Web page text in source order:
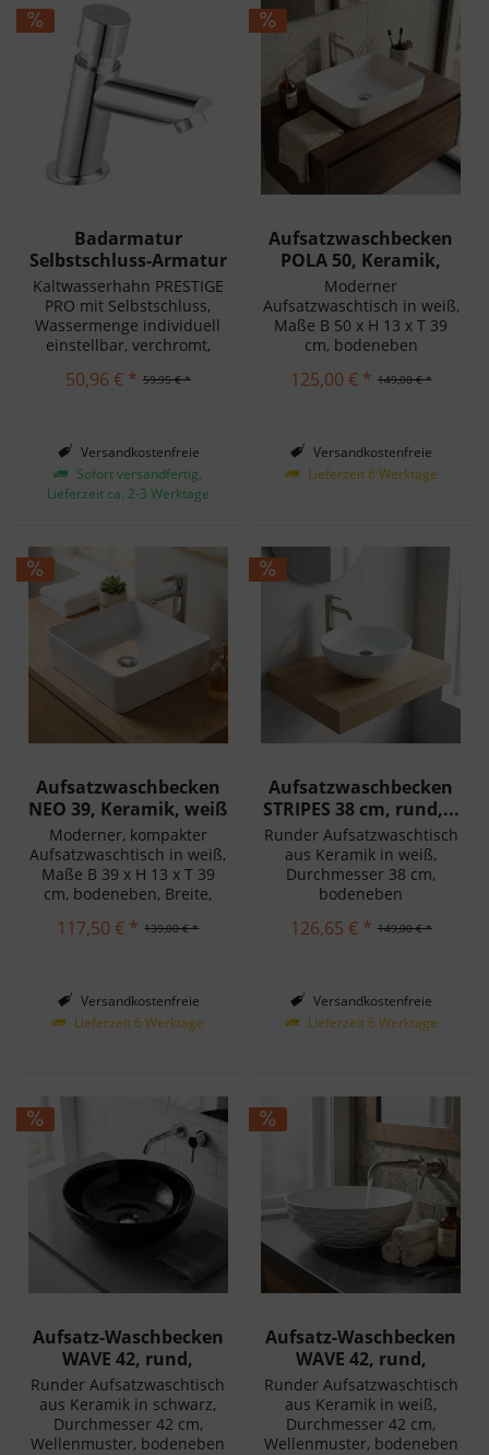
Badarmatur
Selbstschluss-Armatur
PRESTIGE PRO,...
Kaltwasserhahn PRESTIGE
PRO mit Selbstschluss,
Wassermenge individuell
einstellbar, verchromt,
59,95 € *
50,96 € *
Versandkostenfreie
Lieferung in Deutschland!
Sofort versandfertig,
Lieferzeit ca. 2-3 Werktage
Aufsatzwaschbecken
POLA 50, Keramik,
weiß
Moderner
Aufsatzwaschtisch in weiß,
Maße B 50 x H 13 x T 39
cm, bodeneben
149,00 € *
125,00 € *
Versandkostenfreie
Lieferung in Deutschland!
Lieferzeit 6 Werktage
Aufsatzwaschbecken
NEO 39, Keramik, weiß
Moderner, kompakter
Aufsatzwaschtisch in weiß,
Maße B 39 x H 13 x T 39
cm, bodeneben, Breite,
139,00 € *
117,50 € *
Versandkostenfreie
Lieferung in Deutschland!
Lieferzeit 6 Werktage
Aufsatzwaschbecken
STRIPES 38 cm, rund,...
Runder Aufsatzwaschtisch
aus Keramik in weiß,
Durchmesser 38 cm,
bodeneben
149,00 € *
126,65 € *
Versandkostenfreie
Lieferung in Deutschland!
Lieferzeit 6 Werktage
Aufsatz-Waschbecken
WAVE 42, rund,
Keramik,...
Runder Aufsatzwaschtisch
aus Keramik in schwarz,
Durchmesser 42 cm,
Wellenmuster, bodeneben
Aufsatz-Waschbecken
WAVE 42, rund,
Keramik, weiß
Runder Aufsatzwaschtisch
aus Keramik in weiß,
Durchmesser 42 cm,
Wellenmuster, bodeneben